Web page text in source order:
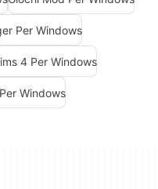
Per Windows
4 Per Windows
Windows